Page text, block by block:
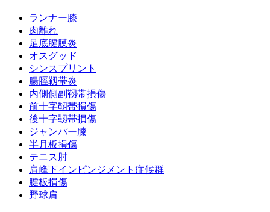
ランナー膝
肉離れ
足底腱膜炎
オスグッド
シンスプリント
腸脛靱帯炎
内側側副靱帯損傷
前十字靱帯損傷
後十字靱帯損傷
ジャンパー膝
半月板損傷
テニス肘
肩峰下インピンジメント症候群
腱板損傷
野球肩